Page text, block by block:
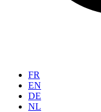
FR
EN
DE
NL